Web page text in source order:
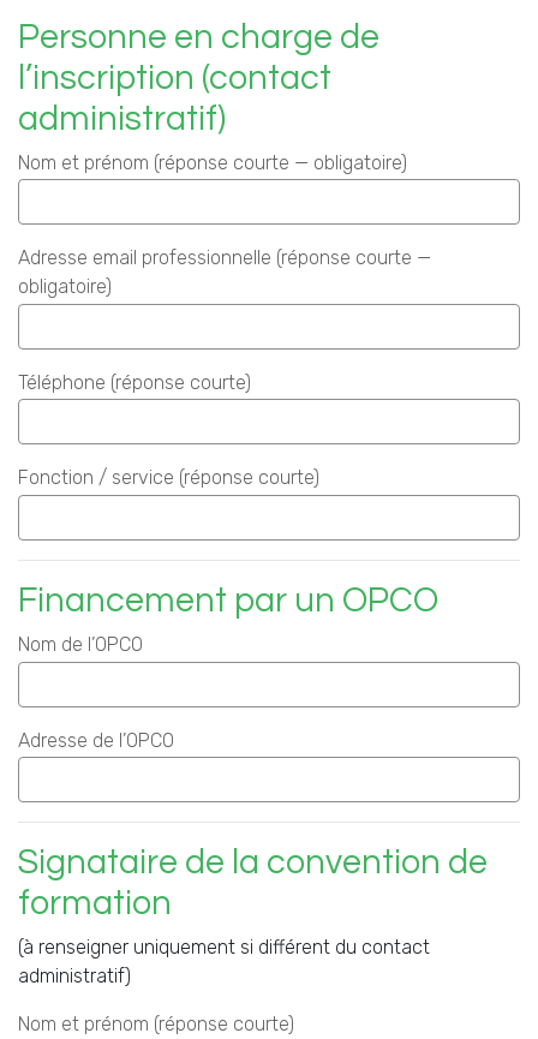
Personne en charge de
l’inscription (contact
administratif)
Nom et prénom (réponse courte — obligatoire)
Adresse email professionnelle (réponse courte —
obligatoire)
Téléphone (réponse courte)
Fonction / service (réponse courte)
Financement par un OPCO
Nom de l’OPCO
Adresse de l’OPCO
Signataire de la convention de
formation
(à renseigner uniquement si différent du contact
administratif)
Nom et prénom (réponse courte)